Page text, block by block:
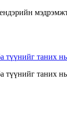
түүнийг таних нь
түүнийг таних нь